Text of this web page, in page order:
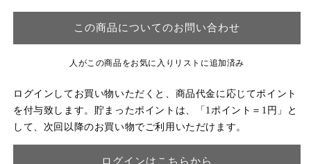
この商品についてのお問い合わせ
人がこの商品をお気に入りリストに追加済み
ログインしてお買い物いただくと、商品代金に応じてポイント
を付与致します。貯まったポイントは、「1ポイント＝1円」と
して、次回以降のお買い物でご利用いただけます。
ログインはこちらから